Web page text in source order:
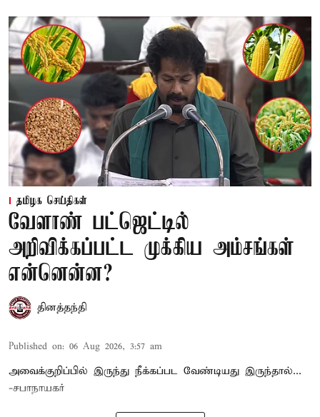
தமிழக செய்திகள்
வேளாண் பட்ஜெட்டில்
அறிவிக்கப்பட்ட முக்கிய அம்சங்கள்
என்னென்ன?
தினத்தந்தி
Published on: 06 Aug 2026, 3:57 am
அவைக்குறிப்பில் இருந்து நீக்கப்பட வேண்டியது இருந்தால்...
-சபாநாயகர்